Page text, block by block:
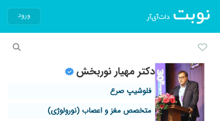
ورود
دکتر مهیار نوربخش
فلوشیپ صرع
متخصص مغز و اعصاب (نورولوژی)